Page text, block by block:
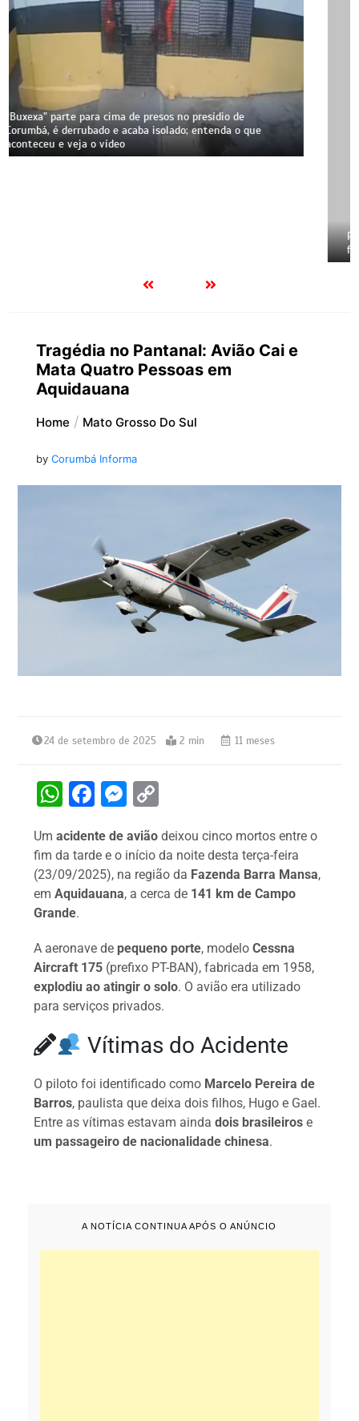
Previsão do tempo em Corumbá: alerta vermelho, vento
forte e calor de 35°C marcam o fim de semana
Tragédia no Pantanal: Avião Cai e
Mata Quatro Pessoas em
Aquidauana
Home Mato Grosso Do Sul
by Corumbá Informa
24 de setembro de 2025 2 min 11 meses
W
at
s
A
p
p
F
c
e
b
o
k
M
s
s
e
g
er
p
y
Li
k
Umacidente de avião deixou cinco mortos entre o
fim da tarde e o início da noite desta terça-feira
(23/09/2025), na região da Fazenda Barra Mansa,
emAquidauana, a cerca de 141 km de Campo
Grande.
A aeronave de pequeno porte, modeloCessna
Aircraft 175 (prefixo PT-BAN), fabricada em 1958,
explodiu ao atingir o solo. O avião era utilizado
para serviços privados.
Vítimas do Acidente
O piloto foi identificado como Marcelo Pereira de
Barros, paulista que deixa dois filhos, Hugo e Gael.
Entre as vítimas estavam aindadois brasileiros e
um passageiro de nacionalidade chinesa.
A NOTÍCIA CONTINUA APÓS O ANÚNCIO